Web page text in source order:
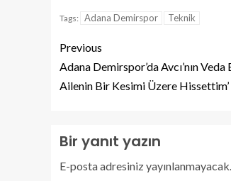
Tags: Adana Demirspor Teknik
Previous
Adana Demirspor’da Avcı’nın
Ailenin Bir Kesimi Üzere Hissettim’
Bir yanıt yazın
E-posta adresiniz yayınlanmayacak.